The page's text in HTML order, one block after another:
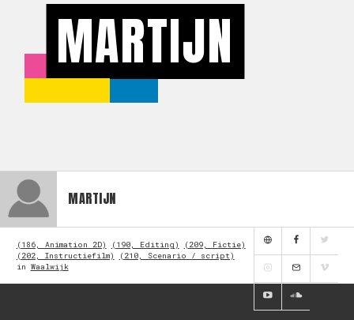
MARTIJN
MARTIJN
(186, Animation 2D) (190, Editing)
(209, Fictie)
(202, Instructiefilm)
(210, Scenario / script)
in Waalwijk